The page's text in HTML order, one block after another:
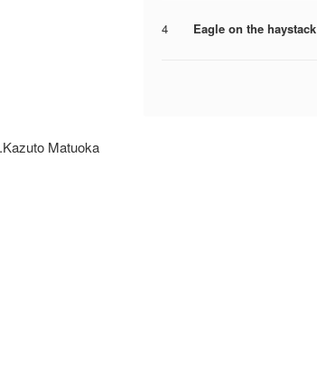
4 Eagle on the haystack
Matuoka